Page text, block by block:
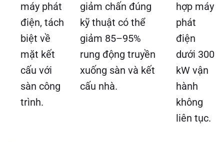
máy phát
điện, tách
biệt về
mặt kết
cấu với
sàn công
trình.
giảm chấn đúng
kỹ thuật có thể
giảm 85–95%
rung động truyền
xuống sàn và kết
cấu nhà.
hợp máy
phát
điện
dưới 300
kW vận
hành
không
liên tục.